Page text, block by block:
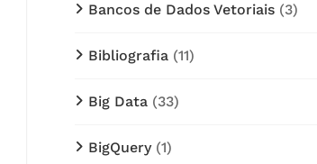
Bancos de Dados Vetoriais (3)
Bibliografia (11)
Big Data (33)
BigQuery(1)